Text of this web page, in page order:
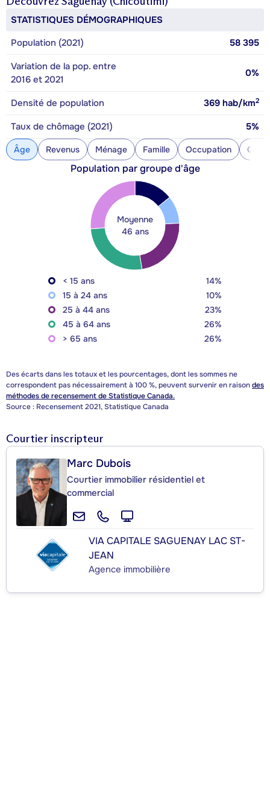
STATISTIQUES DÉMOGRAPHIQUES
Population (2021)
58 395
Variation de la pop. entre
2016 et 2021
0%
Densité de population 369 hab/km2
Taux de chômage (2021) 5%
Âge Revenus Ménage Famille Occupation
Population par groupe d'âge
Moyenne
46 ans
< 15 ans
14%
15 à 24 ans
10%
25 à 44 ans
23%
45 à 64 ans
26%
> 65 ans
26%
Des écarts dans les totaux et les pourcentages, dont les sommes ne
correspondent pas nécessairement à 100 %, peuvent survenir en raisondes
méthodes de recensement de Statistique Canada.
Source : Recensement 2021, Statistique Canada
Courtier inscripteur
Marc Dubois
Courtier immobilier résidentiel et
commercial
VIA CAPITALE SAGUENAY LAC ST-
JEAN
Agence immobilière